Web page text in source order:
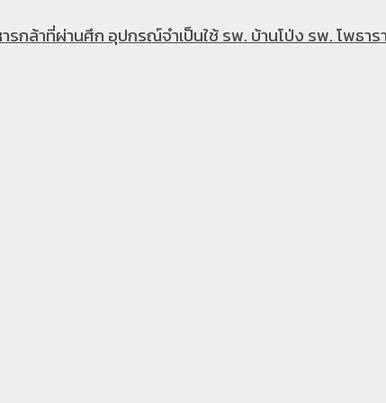
าที่ผ่านศึก อุปกรณ์จำเป็นใช้ รพ. บ้านโป่ง รพ. โพธารา